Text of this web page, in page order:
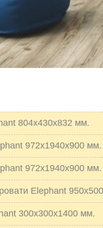
804х430х832 мм.
972х1940х900 мм.
972х1940х900
Elephant
300х300х1400 мм.